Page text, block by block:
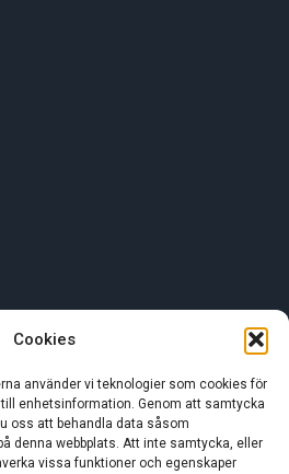
Cookies
använder vi teknologier som cookies för
enhetsinformation. Genom att samtycka
oss att behandla data såsom
denna webbplats. Att inte samtycka, eller
vissa funktioner och egenskaper